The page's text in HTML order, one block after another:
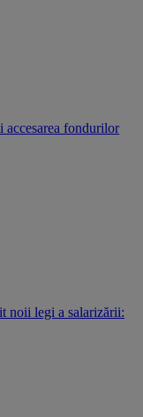
accesarea fondurilor
noii legi a salarizării: